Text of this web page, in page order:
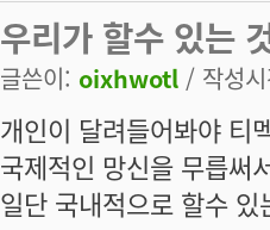
우리가 할수 있는
글쓴이: oixhwotl / 작성
개인이 달려들어봐야 티
국제적인 망신을 무릅써
일단 국내적으로 할수